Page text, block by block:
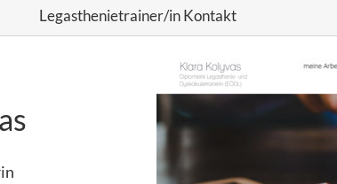
Legasthenietrainer/in Kontakt